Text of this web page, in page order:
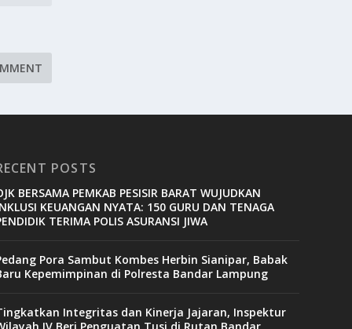
POSTS
BERSAMA PEMKAB PESISIR BARAT WUJUDKAN
KEUANGAN NYATA: 150 GURU DAN TENAGA
TERIMA POLIS ASURANSI JIWA
Pora Sambut Kombes Herbin Sianipar, Babak
Kepemimpinan di Polresta Bandar Lampung
Integritas dan Kinerja Jajaran, Inspektur